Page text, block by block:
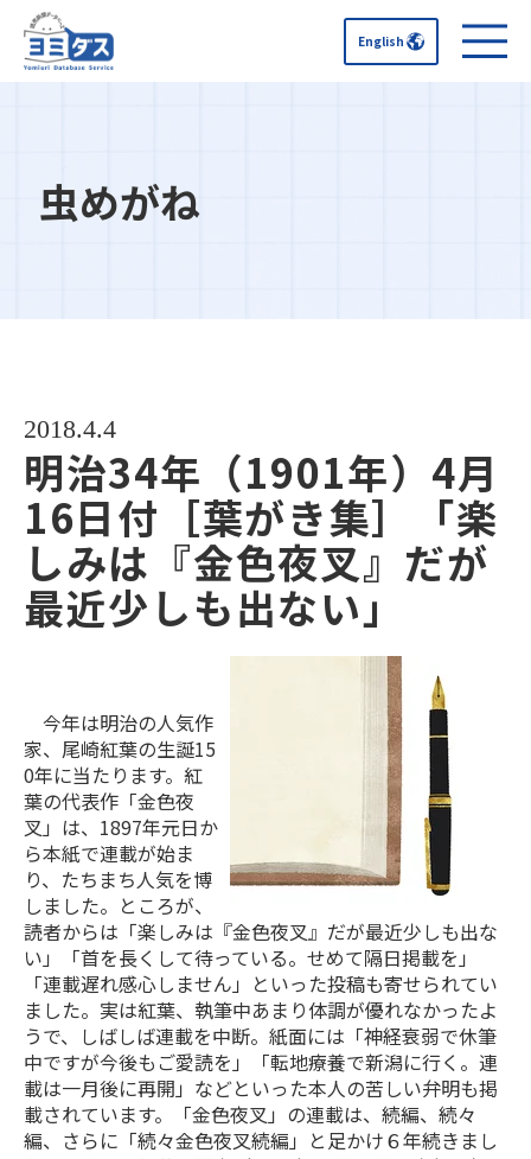
English
虫めがね
2018.4.4
明治34年（1901年）4月
16日付［葉がき集］「楽
しみは『金色夜叉』だが
最近少しも出ない」
今年は明治の人気作
家、尾崎紅葉の生誕15
0年に当たります。紅
葉の代表作「金色夜
叉」は、1897年元日か
ら本紙で連載が始ま
り、たちまち人気を博
しました。ところが、
読者からは「楽しみは『金色夜叉』だが最近少しも出な
い」「首を長くして待っている。せめて隔日掲載を」
「連載遅れ感心しません」といった投稿も寄せられてい
ました。実は紅葉、執筆中あまり体調が優れなかったよ
うで、しばしば連載を中断。紙面には「神経衰弱で休筆
中ですが今後もご愛読を」「転地療養で新潟に行く。連
載は一月後に再開」などといった本人の苦しい弁明も掲
載されています。「金色夜叉」の連載は、続編、続々
編、さらに「続々金色夜叉続編」と足かけ６年続きまし